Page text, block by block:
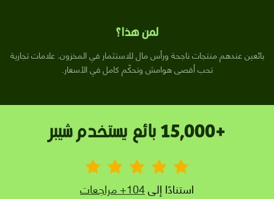
لمن هذا؟
بائعين عندهم منتجات ناجحة ورأس مال للاستثمار في المخزون. علامات تجارية
تحب أقصى هوامش وتحكّم كامل في الأسعار.
+15,000 بائع يستخدم شيبر
استنادًا إلى104+ مراجعات